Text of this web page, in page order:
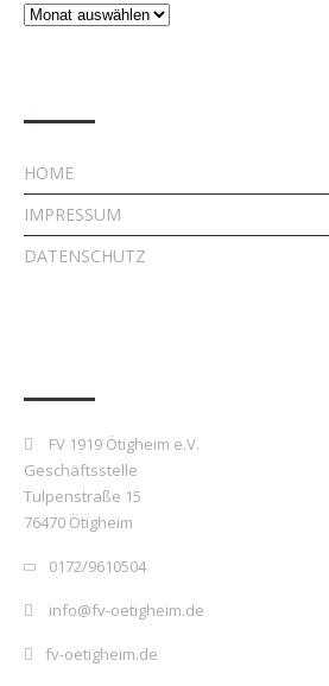
Beiträge
HOME
IMPRESSUM
DATENSCHUTZ
FV 1919 Ötigheim e.V.
Geschäftsstelle
Tulpenstraße 15
76470 Ötigheim
0172/9610504
info@fv-oetigheim.de
fv-oetigheim.de